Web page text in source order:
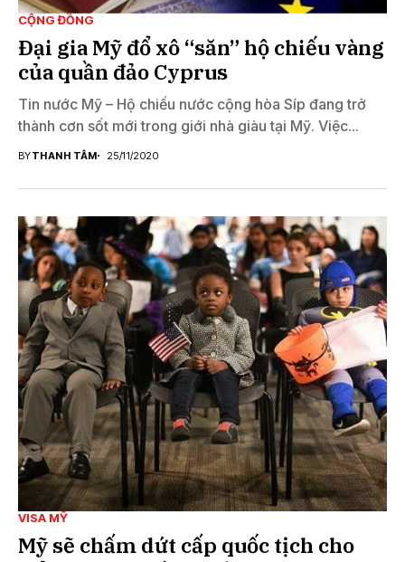
CỘNG ĐỒNG
Đại gia Mỹ đổ xô “săn” hộ chiếu vàng
của quần đảo Cyprus
Tin nước Mỹ – Hộ chiếu nước cộng hòa Síp đang trở
thành cơn sốt mới trong giới nhà giàu tại Mỹ. Việc...
BYTHANH TÂM 25/11/2020
VISA MỸ
Mỹ sẽ chấm dứt cấp quốc tịch cho